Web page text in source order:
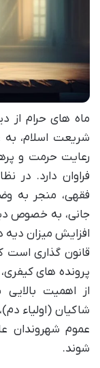
ماه های حرام از
شریعت اسلام،
رعایت حرمت و
فراوان دارد. در
فقهی، منجر به
جانی، به خصوص
افزایش میزان دیه
قانون گذاری است
پرونده های
از اهمیت بالایی
شاکیان (اولیاء
عموم شهروندان
شوند.